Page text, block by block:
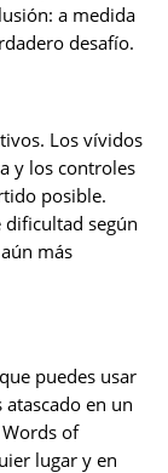
a medida
desafío.
Los vívidos
y los controles
posible.
dificultad según
más
puedes usar
en un
of
lugar y en